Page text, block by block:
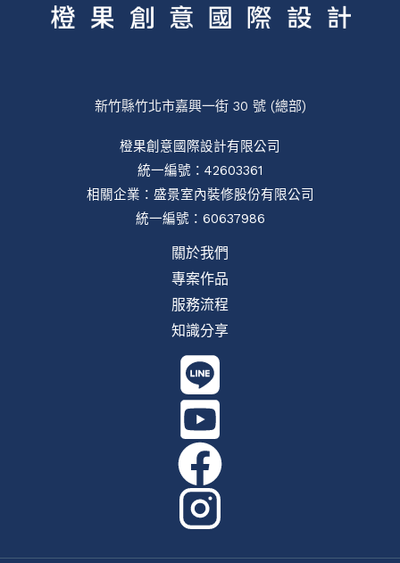
新竹縣竹北市嘉興一街 30 號 (總部)
橙果創意國際設計有限公司
統一編號：42603361
相關企業： 盛景室內裝修股份有限公司
統一編號：60637986
關於我們
專案作品
服務流程
知識分享